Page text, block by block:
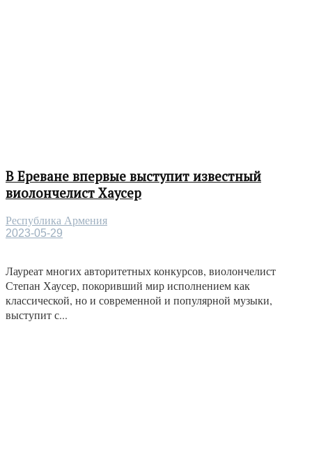
В Ереване впервые выступит известный
виолончелист Хаусер
Республика Армения
2023-05-29
Лауреат многих авторитетных конкурсов, виолончелист
Степан Хаусер, покоривший мир исполнением как
классической, но и современной и популярной музыки,
выступит с...